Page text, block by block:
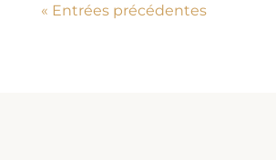
« Entrées précédentes